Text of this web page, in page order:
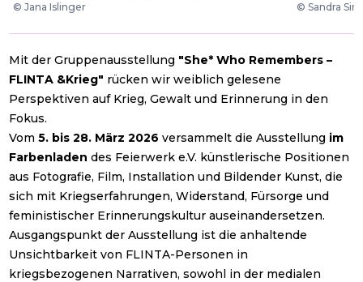
©Jana Islinger ©Sandra
Mit der Gruppenausstellung "She* Who Remembers –
FLINTA &Krieg" rücken wir weiblich gelesene
Perspektiven auf Krieg, Gewalt und Erinnerung in den
Fokus.
Vom5. bis 28. März 2026 versammelt die Ausstellung im
Farbenladen des Feierwerk e.V. künstlerische Positionen
aus Fotografie, Film, Installation und Bildender Kunst, die
sich mit Kriegserfahrungen, Widerstand, Fürsorge und
feministischer Erinnerungskultur auseinandersetzen.
Ausgangspunkt der Ausstellung ist die anhaltende
Unsichtbarkeit von FLINTA-Personen in
kriegsbezogenen Narrativen, sowohl in der medialen